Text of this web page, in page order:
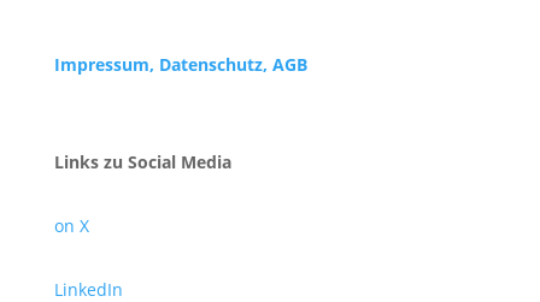
Impressum, Datenschutz, AGB
Links zu Social Media
on X
LinkedIn